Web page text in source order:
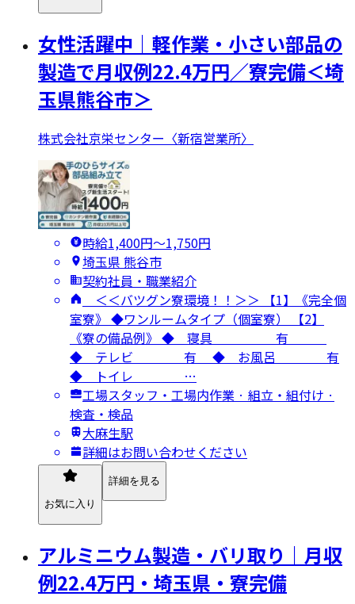
女性活躍中｜軽作業・小さい部品の
製造で月収例22.4万円／寮完備＜埼
玉県熊谷市＞
株式会社京栄センター〈新宿営業所〉
時給1,400円〜1,750円
埼玉県 熊谷市
契約社員・職業紹介
＜＜バツグン寮環境！！＞＞ 【1】《完全個
室寮》 ◆ワンルームタイプ（個室寮） 【2】
《寮の備品例》 ◆ 寝具 有
◆ テレビ 有 ◆ お風呂 有
◆ トイレ …
工場スタッフ・工場内作業 · 組立・組付け ·
検査・検品
大麻生駅
詳細はお問い合わせください
お気に入り
詳細を見る
アルミニウム製造・バリ取り｜月収
例22.4万円・埼玉県・寮完備